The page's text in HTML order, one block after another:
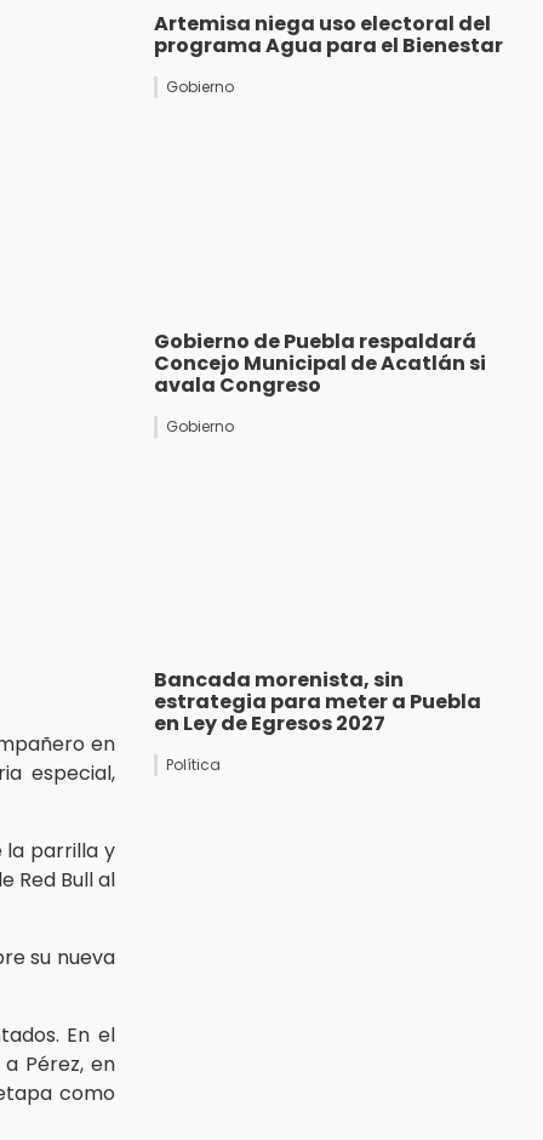
en
especial,
la parrilla y
Red Bull al
su nueva
En el
Pérez, en
como
Artemisa niega uso electoral del
programa Agua para el Bienestar
Gobierno
Gobierno de Puebla respaldará
Concejo Municipal de Acatlán si
avala Congreso
Gobierno
Bancada morenista, sin
estrategia para meter a Puebla
en Ley de Egresos 2027
Política